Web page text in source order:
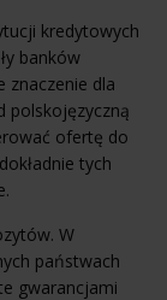
kredytowych
banków
znaczenie dla
polskojęzyczną
ofertę do
tych
W
państwach
gwarancjami